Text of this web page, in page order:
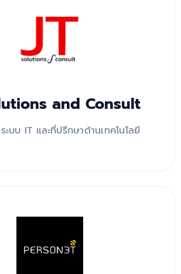
and Consult
ะบบ IT และที่ปรึกษาด้านเทคโนโลยี